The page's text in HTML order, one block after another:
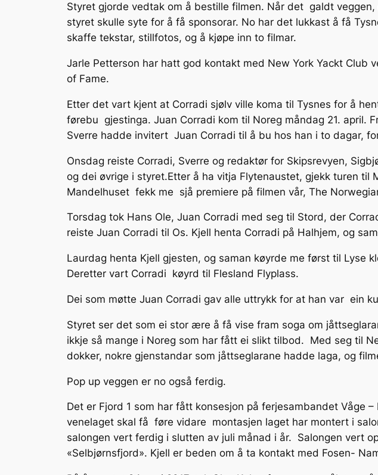
Styret gjorde vedtak om å bestille filmen. Når det galdt
styret skulle syte for å få sponsorar. No har det lukkast å få
skaffe tekstar, stillfotos, og å kjøpe inn to filmar.
Jarle Petterson har hatt god kontakt med New York Yackt Club
of Fame.
Etter det vart kjent at Corradi sjølv ville koma til Tysnes for å
førebu gjestinga. Juan Corradi kom til Noreg måndag 21. april.
Sverre hadde invitert Juan Corradi til å bu hos han i to dagar,
Onsdag reiste Corradi, Sverre og redaktør for Skipsrevyen,
og dei øvrige i styret.Etter å ha vitja Flytenaustet, gjekk turen til
Mandelhuset fekk me sjå premiere på filmen vår, The
Torsdag tok Hans Ole, Juan Corradi med seg til Stord, der
reiste Juan Corradi til Os. Kjell henta Corradi på Halhjem, og
Laurdag henta Kjell gjesten, og saman køyrde me først til Lyse
Deretter vart Corradi køyrd til Flesland Flyplass.
Dei som møtte Juan Corradi gav alle uttrykk for at han var ein
Styret ser det som ei stor ære å få vise fram soga om
ikkje så mange i Noreg som har fått ei slikt tilbod. Med seg til
dokker, nokre gjenstandar som jåttseglarane hadde laga, og
Pop up veggen er no også ferdig.
Det er Fjord 1 som har fått konsesjon på ferjesambandet Våge
venelaget skal få føre vidare montasjen laget har montert i
salongen vert ferdig i slutten av juli månad i år. Salongen vert
«Selbjørnsfjord». Kjell er beden om å ta kontakt med Fosen-